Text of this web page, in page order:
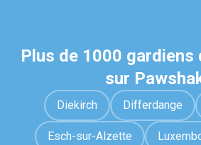
Plus de 1000 gardiens
sur
Diekirch Differdange
Esch-sur-Alzette